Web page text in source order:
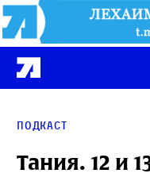
Подкаст
Тания. 12 и